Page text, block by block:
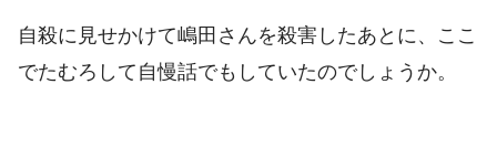
自殺に見せかけて嶋田さんを殺害したあとに、ここ
でたむろして自慢話でもしていたのでしょうか。